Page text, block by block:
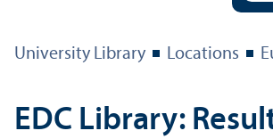
University Library Locations
EDC Library: